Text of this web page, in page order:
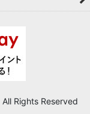
Rights Reserved